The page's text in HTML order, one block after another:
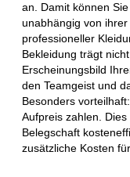
an. Damit können
unabhängig von
professioneller
Bekleidung trägt
Erscheinungsbild
den Teamgeist und
Besonders
Aufpreis zahlen.
Belegschaft
zusätzliche Kosten